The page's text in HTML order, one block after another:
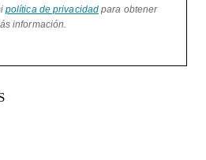
política de privacidad para obtener
información.